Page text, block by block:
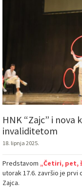
HNK “Zajc” i nova
invaliditetom
18. lipnja 2025.
Predstavom „Četiri, pet,
utorak 17.6. završio je prvi
Zajca.